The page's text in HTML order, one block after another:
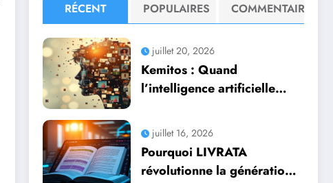
RÉCENT POPULAIRES COMMENTAIRE
juillet 20, 2026
Kemitos : Quand
l’intelligence artificielle
juillet 16, 2026
Pourquoi LIVRATA
révolutionne la génération